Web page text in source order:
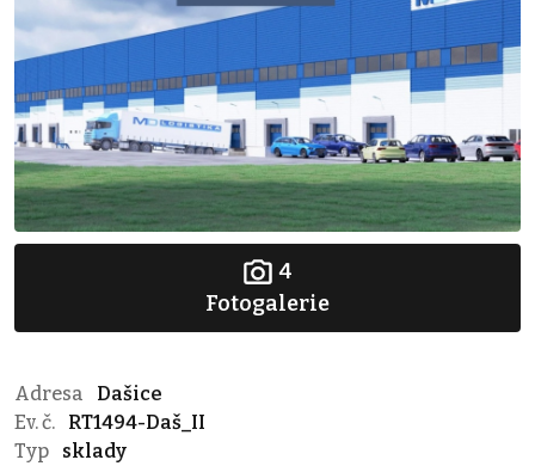
4
Fotogalerie
Adresa
Dašice
Ev. č.
RT1494-Daš_II
Typ
sklady